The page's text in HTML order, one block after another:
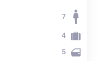
7
4
5